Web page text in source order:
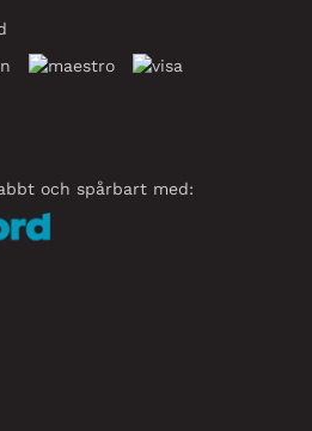
och spårbart med: